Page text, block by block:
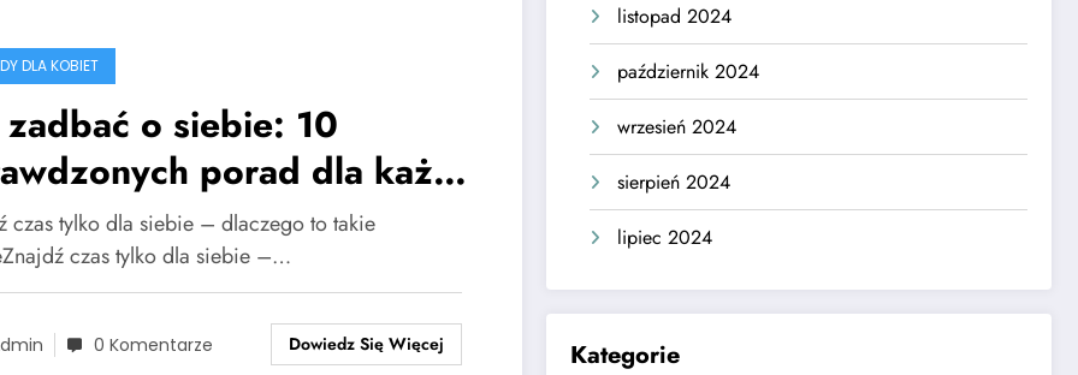
DLA KOBIET
zadbać o siebie: 10
porad dla każdej
czas tylko dla siebie – dlaczego to takie
czas tylko dla siebie –…
0 Komentarze Dowiedz Się Więcej
listopad 2024
październik 2024
wrzesień 2024
sierpień 2024
lipiec 2024
Kategorie